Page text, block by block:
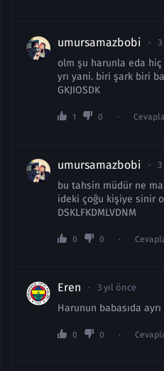
umursamazbobi 3
olm şu harunla eda hiç
yrı yani. biri şark biri
GKJIOSDK
1 0
umursamazbobi 3
bu tahsin müdür ne
ideki çoğu kişiye sinir
DSKLFKDMLVDNM
0 0
Eren 3 yıl önce
Harunun babasıda
0 0